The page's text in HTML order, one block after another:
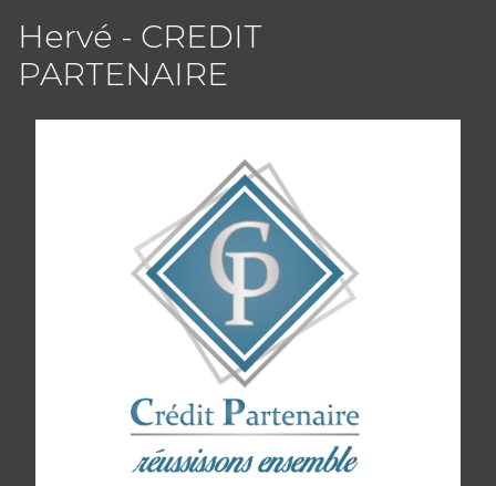
Hervé - CREDIT
PARTENAIRE